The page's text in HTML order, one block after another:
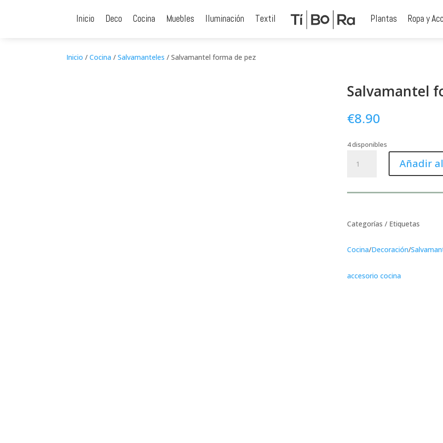
Inicio Deco Cocina Muebles Iluminación Textil Plantas Ropa y
Inicio /Cocina /Salvamanteles / Salvamantel forma de pez
Salvamantel
€8.90
4 disponibles
forma
Añadir
Categorías / Etiquetas
Cocina/Decoración/
accesorio cocina